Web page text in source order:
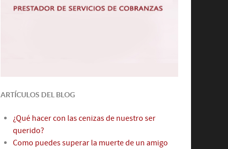
ARTÍCULOS DEL BLOG
¿Qué hacer con las cenizas de nuestro ser
querido?
Como puedes superar la muerte de un amigo